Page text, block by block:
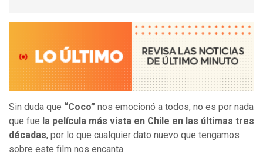
Sin duda que “Coco” nos emocionó a todos, no es por nada
que fue la película más vista en Chile en las últimas tres
décadas, por lo que cualquier dato nuevo que tengamos
sobre este film nos encanta.